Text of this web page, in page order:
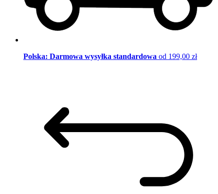
Polska: Darmowa wysyłka standardowa od 199,00 zł